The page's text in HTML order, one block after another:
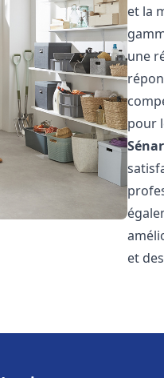
et la
une
pour
et